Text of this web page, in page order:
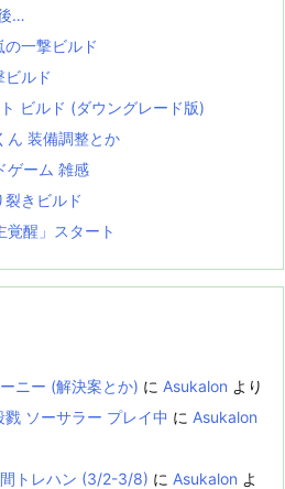
…
一撃ビルド
ルド
ビルド (ダウングレード版)
ん 装備調整とか
ゲーム 雑感
きビルド
醒」スタート
ニー (解決案とか) に Asukalon より
ソーサラー プレイ中 に Asukalon
トレハン (3/2-3/8) に Asukalon よ